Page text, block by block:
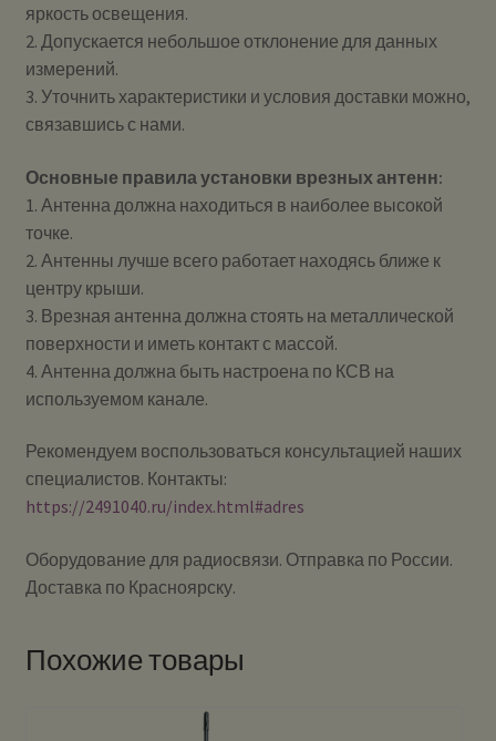
яркость освещения.
2. Допускается небольшое отклонение для данных
измерений.
3. Уточнить характеристики и условия доставки можно,
связавшись с нами.
Основные правила установки врезных антенн:
1. Антенна должна находиться в наиболее высокой
точке.
2. Антенны лучше всего работает находясь ближе к
центру крыши.
3. Врезная антенна должна стоять на металлической
поверхности и иметь контакт с массой.
4. Антенна должна быть настроена по КСВ на
используемом канале.
Рекомендуем воспользоваться консультацией наших
специалистов. Контакты:
https://2491040.ru/index.html#adres
Оборудование для радиосвязи. Отправка по России.
Доставка по Красноярску.
Похожие товары